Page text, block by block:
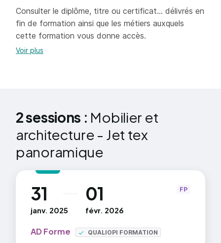
environnement professionnel, pour développer un
nouveau marché de la société où il travaille mais
également avoir la capacité de créer sa propre
structure.
Consulter le diplôme, titre ou certificat... délivrés en
fin de formation ainsi que les métiers auxquels
cette formation vous donne accès.
Voir plus
2 sessions : Mobilier et
architecture - Jet tex
panoramique
31
janv. 2025
au 01
févr. 2026
AD Forme QUALIOPI FORMATION
FP